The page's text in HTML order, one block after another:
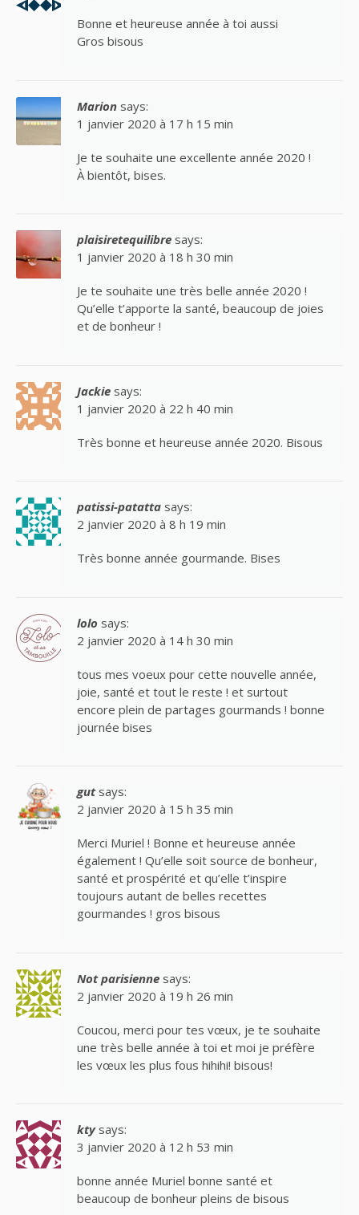
Bonne et heureuse année à toi aussi
Gros bisous
Marion says:
1 janvier 2020 à 17 h 15 min
Je te souhaite une excellente année 2020 !
À bientôt, bises.
plaisiretequilibre says:
1 janvier 2020 à 18 h 30 min
Je te souhaite une très belle année 2020 !
Qu’elle t’apporte la santé, beaucoup de joies
et de bonheur !
Jackie says:
1 janvier 2020 à 22 h 40 min
Très bonne et heureuse année 2020. Bisous
patissi-patatta says:
2 janvier 2020 à 8 h 19 min
Très bonne année gourmande. Bises
lolo says:
2 janvier 2020 à 14 h 30 min
tous mes voeux pour cette nouvelle année,
joie, santé et tout le reste ! et surtout
encore plein de partages gourmands ! bonne
journée bises
gut says:
2 janvier 2020 à 15 h 35 min
Merci Muriel ! Bonne et heureuse année
également ! Qu’elle soit source de bonheur,
santé et prospérité et qu’elle t’inspire
toujours autant de belles recettes
gourmandes ! gros bisous
Not parisienne says:
2 janvier 2020 à 19 h 26 min
Coucou, merci pour tes vœux, je te souhaite
une très belle année à toi et moi je préfère
les vœux les plus fous hihihi! bisous!
kty says:
3 janvier 2020 à 12 h 53 min
bonne année Muriel bonne santé et
beaucoup de bonheur pleins de bisous